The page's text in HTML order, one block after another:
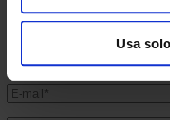
Usa